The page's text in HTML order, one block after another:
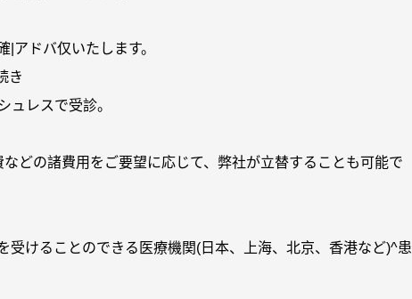
アドバ仅いたします。
き
ュレスで受診。
どの諸費用をご要望に応じて、弊社が立替することも可能で
受けることのできる医療機関(日本、上海、北京、香港など)^患